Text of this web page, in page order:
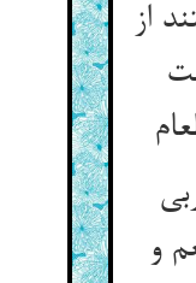
از
و